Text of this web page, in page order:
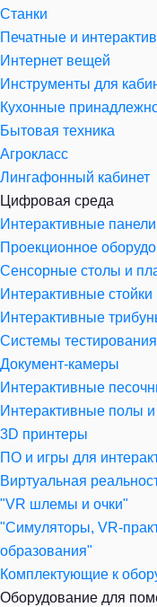
Станки
Печатные и
Интернет вещей
Инструменты для
Кухонные
Бытовая техника
Агрокласс
Лингафонный кабинет
Цифровая среда
Интерактивные
Проекционное
Сенсорные столы и
Интерактивные стойки
Интерактивные
Системы
Документ-камеры
Интерактивные
Интерактивные полы
3D принтеры
ПО и игры для
Виртуальная
"VR шлемы и очки"
"Симуляторы, VR-
образования"
Комплектующие к
Оборудование для